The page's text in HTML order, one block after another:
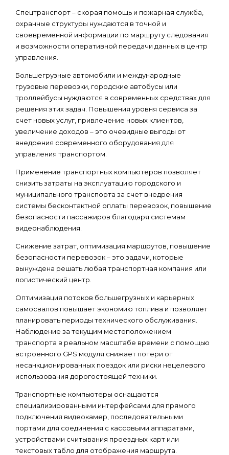
Спецтранспорт – скорая помощь и пожарная служба,
охранные структуры нуждаются в точной и
своевременной информации по маршруту следования
и возможности оперативной передачи данных в центр
управления.
Большегрузные автомобили и международные
грузовые перевозки, городские автобусы или
троллейбусы нуждаются в современных средствах для
решения этих задач. Повышения уровня сервиса за
счет новых услуг, привлечение новых клиентов,
увеличение доходов – это очевидные выгоды от
внедрения современного оборудования для
управления транспортом.
Применение транспортных компьютеров позволяет
снизить затраты на эксплуатацию городского и
муниципального транспорта за счет внедрения
системы бесконтактной оплаты перевозок, повышение
безопасности пассажиров благодаря системам
видеонаблюдения.
Снижение затрат, оптимизация маршрутов, повышение
безопасности перевозок – это задачи, которые
вынуждена решать любая транспортная компания или
логистический центр.
Оптимизация потоков большегрузных и карьерных
самосвалов повышает экономию топлива и позволяет
планировать периоды технического обслуживания.
Наблюдение за текущим местоположением
транспорта в реальном масштабе времени с помощью
встроенного GPS модуля снижает потери от
несанкционированных поездок или риски нецелевого
использования дорогостоящей техники.
Транспортные компьютеры оснащаются
специализированными интерфейсами для прямого
подключения видеокамер, последовательными
портами для соединения с кассовыми аппаратами,
устройствами считывания проездных карт или
текстовых табло для отображения маршрута.